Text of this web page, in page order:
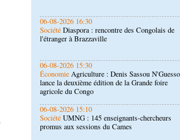
06-08-2026 15:30
ÉconomieAgriculture : Denis Sassou N'Guesso
lance la deuxième édition de la Grande foire
06-08-2026 15:10
SociétéUMNG : 145 enseignants-chercheurs
promus aux sessions du Cames
06-08-2026 15:00
Art-Culture-Média9e Grande rentrée littéraire de
Kinshasa : le Congo à l'honneur